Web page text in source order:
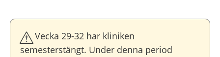
Vecka 29-32 har kliniken
semesterstängt. Under denna period